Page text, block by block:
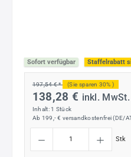
Sofort verfügbar Staffelrabatt
197,54 € * (Sie sparen 30% )
138,28 € inkl. MwSt.
Inhalt: 1 Stück
Ab 199,- € versandkostenfrei (DE/
Stk